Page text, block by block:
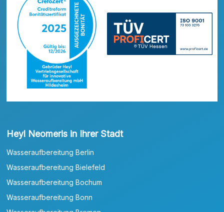
Heyl Neomeris in Ihrer Stadt
Wasseraufbereitung Berlin
Wasseraufbereitung Bielefeld
Wasseraufbereitung Bochum
Wasseraufbereitung Bonn